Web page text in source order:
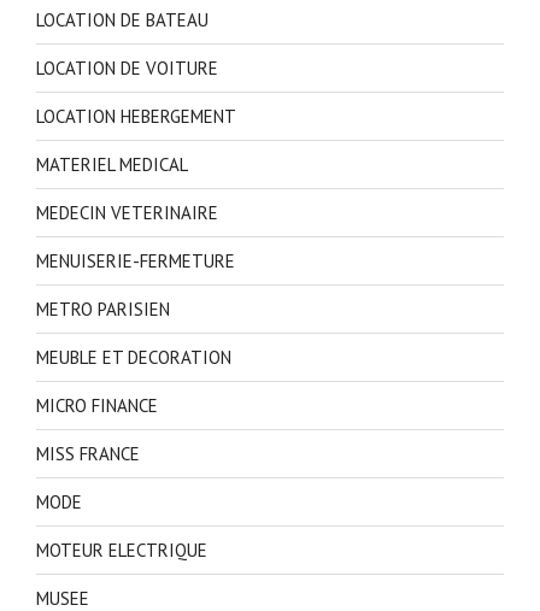
LOCATION DE BATEAU
LOCATION DE VOITURE
LOCATION HEBERGEMENT
MATERIEL MEDICAL
MEDECIN VETERINAIRE
MENUISERIE-FERMETURE
METRO PARISIEN
MEUBLE ET DECORATION
MICRO FINANCE
MISS FRANCE
MODE
MOTEUR ELECTRIQUE
MUSEE